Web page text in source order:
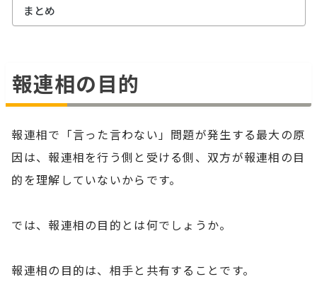
まとめ
報連相の目的
報連相で「言った言わない」問題が発生する最大の原
因は、報連相を行う側と受ける側、双方が報連相の目
的を理解していないからです。
では、報連相の目的とは何でしょうか。
報連相の目的は、相手と共有することです。